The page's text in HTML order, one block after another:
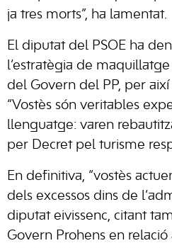
ja tres morts”, ha lamentat.
El diputat del PSOE ha
l’estratègia de
del Govern del PP, per
“Vostès són veritables
llenguatge: varen
per Decret pel turisme
En definitiva, “vostès
dels excessos dins de
diputat eivissenc, citant
Govern Prohens en relació